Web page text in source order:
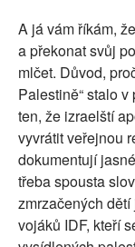
A já vám říkám,
a překonat svůj
mlčet. Důvod,
Palestině“ stalo
ten, že izraelští
vyvrátit veřejnou
dokumentují
třeba spousta
zmrzačených
vojáků IDF, kteří